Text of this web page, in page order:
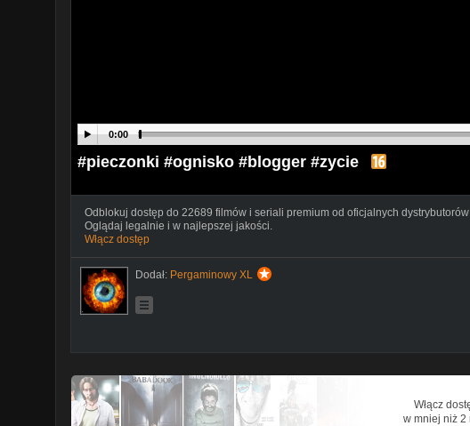
0:00
#pieczonki #ognisko #blogger #zycie
Odblokuj dostęp do 22689 filmów i seriali premium od oficjalnych
Oglądaj legalnie i w najlepszej jakości.
Włącz dostęp
Dodał: Pergaminowy XL
Włącz
w mniej niż 2